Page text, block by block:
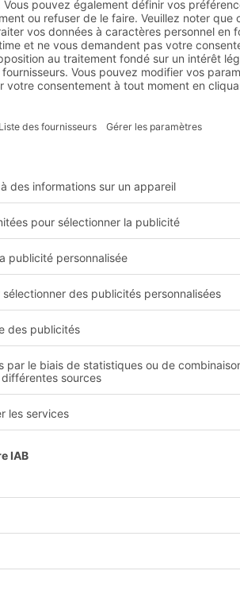
les
et de
dans
et
problème
et